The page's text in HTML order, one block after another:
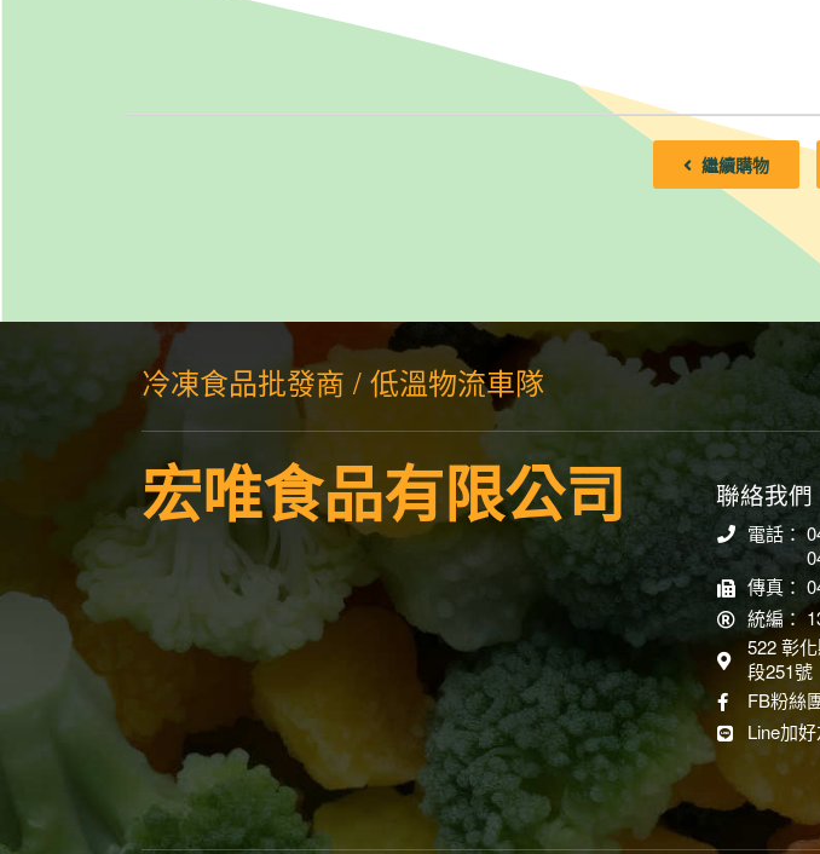
繼續購物
冷凍食品批發商 / 低溫物流車隊
宏唯食品有限公司 聯絡我們
電話：
04-
傳真：
統編：
522 彰
段251號
FB粉絲
Line加好